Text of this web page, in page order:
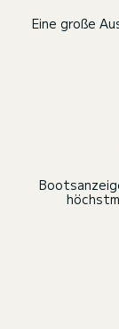
Eine große